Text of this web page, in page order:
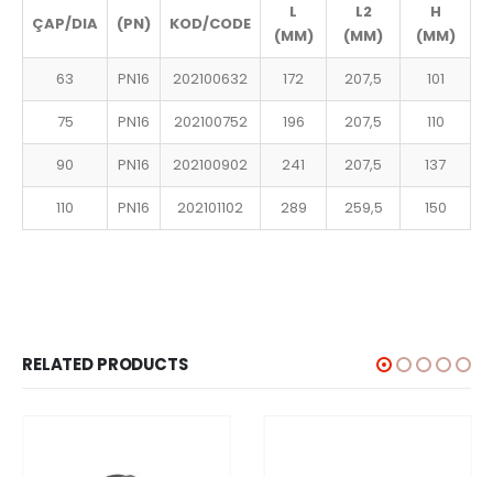
ÇAP/DIA (PN) KOD/CODE
L
(MM)
L2
(MM)
H
(MM)
63 PN16 202100632 172 207,5 101
75 PN16 202100752 196 207,5 110
90 PN16 202100902 241 207,5 137
110 PN16 202101102 289 259,5 150
RELATED PRODUCTS